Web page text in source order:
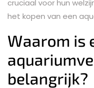
cruciaal voor hun
het kopen van een
Waarom is
belangrijk?